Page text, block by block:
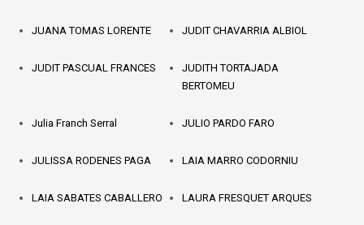
JUANA TOMAS LORENTE JUDIT CHAVARRIA ALBIOL
JUDIT PASCUAL FRANCES
JUDITH TORTAJADA
BERTOMEU
Julia Franch Serral JULIO PARDO FARO
JULISSA RODENES PAGA LAIA MARRO CODORNIU
LAIA SABATES CABALLERO LAURA FRESQUET ARQUES